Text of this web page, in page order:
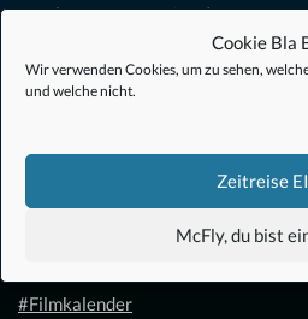
Cookie Bla
Wir verwenden Cookies, um zu sehen,
und welche nicht.
Zeitreise
McFly, du bist
„Judgment…Weiterlesen »
#Filmkalender